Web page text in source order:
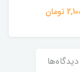
تومان
دیدگاه‌ها